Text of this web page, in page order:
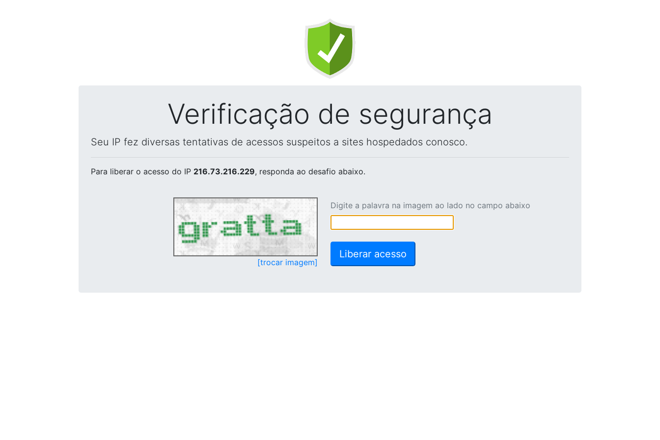
Verificação de segurança
Seu IP fez diversas tentativas de acessos suspeitos a sites hospedados conosco.
Para liberar o acesso do IP 216.73.216.229, responda ao desafio abaixo.
[trocar imagem]
Digite a palavra na imagem ao lado no campo abaixo